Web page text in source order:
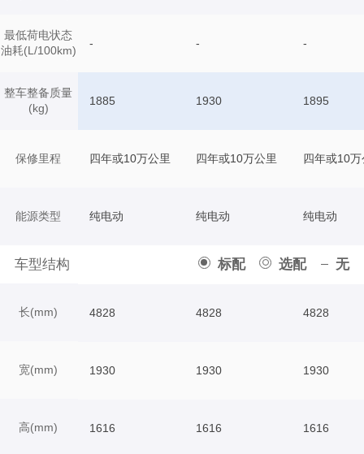
最低荷电状态
油耗(L/100km)
整车整备质量
(kg)
保修里程
能源类型
车型结构 标配 选配 无
长(mm)
宽(mm)
高(mm)
- - -
1885 1930 1895
四年或10万公里 四年或10万公里 四年或10万
纯电动 纯电动 纯电动
4828 4828 4828
1930 1930 1930
1616 1616 1616